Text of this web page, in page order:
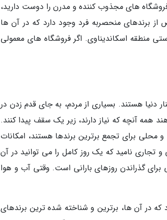
های مجذوب کننده و مدرن را دوست دارید،
از برندهای منحصربه فرد وجود دارد که در آن ها
منطقه اسکاندیناوی. اگر فروشگاه های معمولی
هستند. بسیاری از مردم، به جای قدم زدن در
آنچه که نیاز دارند، زیر یک سقف پیدا کنند.
محلی برای تجمع برترین برندها هستند، امکانات
نامید که یک روز کامل را می توانید در آن
گذراندن روزهای بارانی است. وقتی آب و هوا
که در آن ها، برترین و شناخته شده ترین برندهای